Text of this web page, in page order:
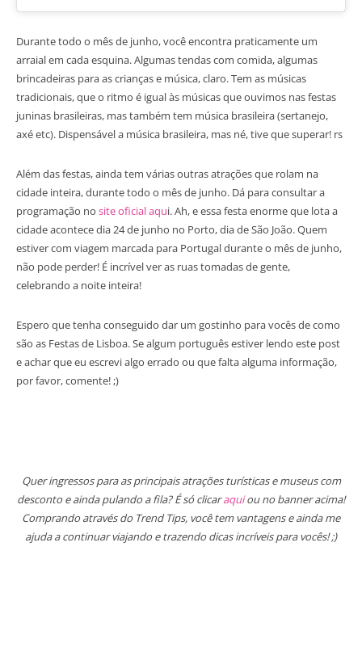
Durante todo o mês de junho, você encontra praticamente um
arraial em cada esquina. Algumas tendas com comida, algumas
brincadeiras para as crianças e música, claro. Tem as músicas
tradicionais, que o ritmo é igual às músicas que ouvimos nas festas
juninas brasileiras, mas também tem música brasileira (sertanejo,
axé etc). Dispensável a música brasileira, mas né, tive que superar! rs
Além das festas, ainda tem várias outras atrações que rolam na
cidade inteira, durante todo o mês de junho. Dá para consultar a
programação no site oficial aqui. Ah, e essa festa enorme que lota a
cidade acontece dia 24 de junho no Porto, dia de São João. Quem
estiver com viagem marcada para Portugal durante o mês de junho,
não pode perder! É incrível ver as ruas tomadas de gente,
celebrando a noite inteira!
Espero que tenha conseguido dar um gostinho para vocês de como
são as Festas de Lisboa. Se algum português estiver lendo este post
e achar que eu escrevi algo errado ou que falta alguma informação,
por favor, comente! ;)
Quer ingressos para as principais atrações turísticas e museus com
desconto e ainda pulando a fila? É só clicaraquiou no banner acima!
Comprando através do Trend Tips, você tem vantagens e ainda me
ajuda a continuar viajando e trazendo dicas incríveis para vocês! ;)